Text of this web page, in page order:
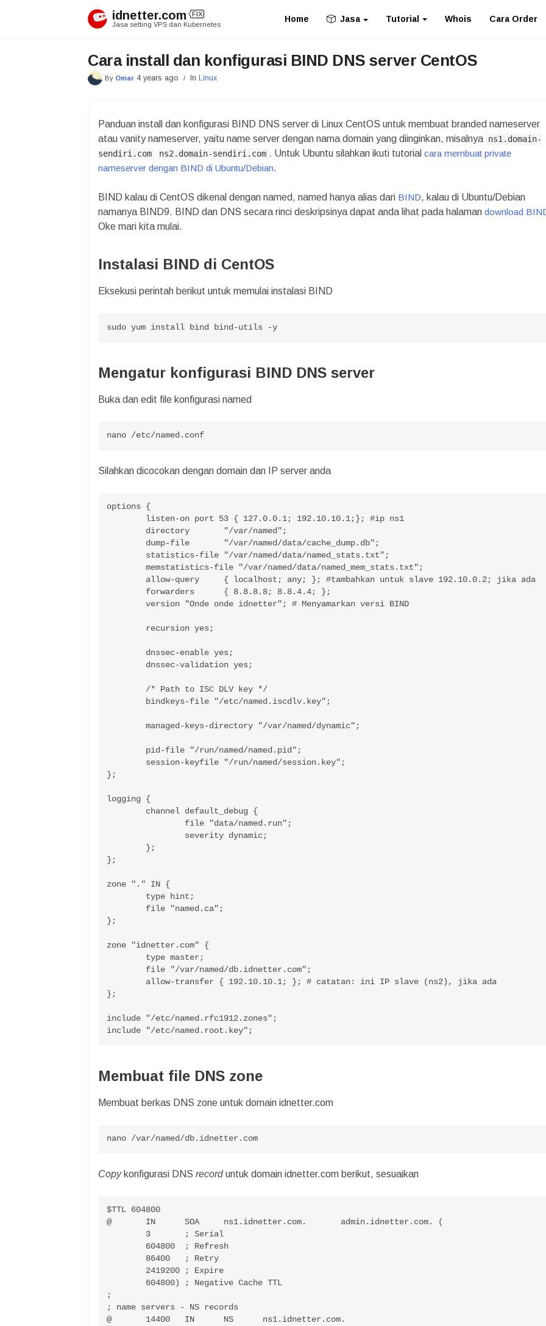
idnetter.com FIX
Jasa setting VPS dan Kubernetes
Home Jasa Tutorial Whois Cara Order
Cara install dan konfigurasi BIND DNS server CentOS
By Omar 4 years ago / In Linux
Panduan install dan konfigurasi BIND DNS server di Linux CentOS untuk membuat branded nameserver
atau vanity nameserver, yaitu name server dengan nama domain yang diinginkan, misalnya ns1.domain-
sendiri.com
ns2.domain-sendiri.com . Untuk Ubuntu silahkan ikuti tutorialcara membuat private
nameserver dengan BIND di Ubuntu/Debian.
BIND kalau di CentOS dikenal dengan named, named hanya alias dari BIND, kalau di Ubuntu/Debian
namanya BIND9. BIND dan DNS secara rinci deskripsinya dapat anda lihat pada halaman download
Oke mari kita mulai.
Instalasi BIND di CentOS
Eksekusi perintah berikut untuk memulai instalasi BIND
sudo yum install bind bind-utils -y
Mengatur konfigurasi BIND DNS server
Buka dan edit file konfigurasi named
nano /etc/named.conf
Silahkan dicocokan dengan domain dan IP server anda
options {
};
logging {
};
zone "." IN {
};
zone "idnetter.com" {
};
include "/etc/named.rfc1912.zones";
Membuat file DNS zone
Membuat berkas DNS zone untuk domain idnetter.com
nano /var/named/db.idnetter.com
Copykonfigurasi DNS recorduntuk domain idnetter.com berikut, sesuaikan
$TTL 604800
@	IN	SOA	ns1.idnetter.com.	admin.idnetter.com. (
;
; name servers - NS records
@	14400	IN	NS	ns1.idnetter.com.